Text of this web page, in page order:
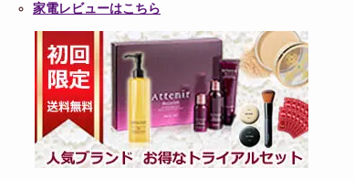
家電レビューはこちら